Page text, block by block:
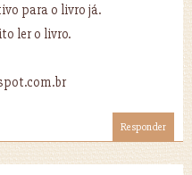
para o livro já.
ler o livro.
Responder